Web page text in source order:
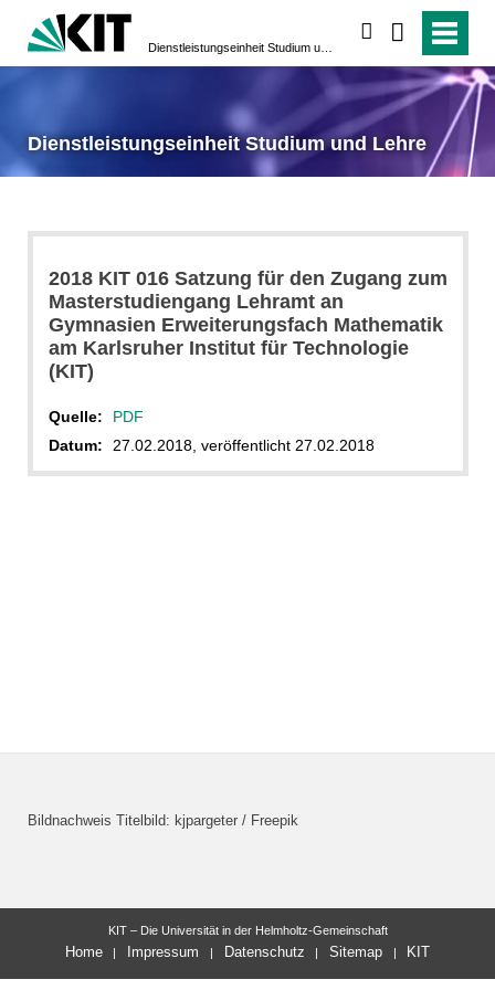
Dienstleistungseinheit Studium und Lehre
2018 KIT 016 Satzung für den Zugang zum
Masterstudiengang Lehramt an
Gymnasien Erweiterungsfach Mathematik
am Karlsruher Institut für Technologie
(KIT)
Quelle:
PDF
Datum:
27.02.2018, veröffentlicht 27.02.2018
Bildnachweis Titelbild: kjpargeter / Freepik
KIT – Die Universität in der Helmholtz-Gemeinschaft
Home Impressum Datenschutz Sitemap KIT